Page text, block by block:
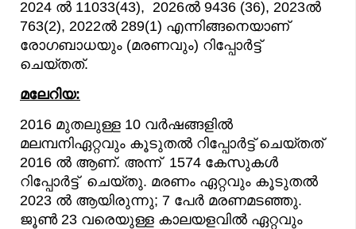
2024 ല്‍ 11033(43), 2026ല്‍ 9436 (36), 2023ല്‍
763(2), 2022ല്‍ 289(1) എന്നിങ്ങനെയാണ്
രോഗബാധയും (മരണവും) റിപ്പോര്‍ട്ട്‌
ചെയ്തത്.
മലേറിയ:
2016 മുതലുള്ള 10 വർഷങ്ങളിൽ
മലമ്പനിഏറ്റവും കൂടുതൽ റിപ്പോർട്ട് ചെയ്‌തത്
2016 ൽ ആണ്. അന്ന് 1574 കേസുകൾ
റിപ്പോർട്ട് ചെയ്തു. മരണം ഏറ്റവും കൂടുതൽ
2023 ൽ ആയിരുന്നു; 7 പേർ മരണമടഞ്ഞു.
ജൂൺ 23 വരെയുള്ള കാലയളവിൽ ഏറ്റവും